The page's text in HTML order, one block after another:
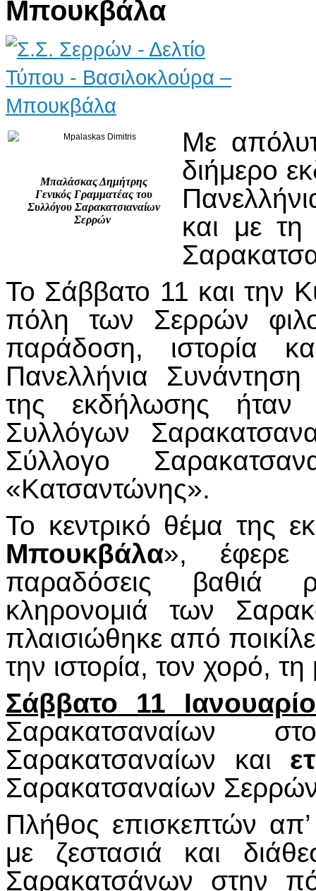
Μπουκβάλα
Μπαλάσκας Δημήτρης
Γενικός Γραμματέας του
Συλλόγου Σαρακατσιαναίων
Σερρών
Με
διήμερο
και με τη
Το Σάββατο 11 και την
πόλη των Σερρών
παράδοση, ιστορία
Πανελλήνια
της εκδήλωσης ήταν
Συλλόγων
Σύλλογο
«Κατσαντώνης».
Το κεντρικό θέμα της
Μπουκβάλα», έφερε
παραδόσεις βαθιά
κληρονομιά των
πλαισιώθηκε από
την ιστορία, τον χορό,
Σάββατο 11
Σαρακατσαναίων
Σαρακατσαναίων και
Σαρακατσαναίων
Πλήθος επισκεπτών
με ζεστασιά και
Σαρακατσάνων στην